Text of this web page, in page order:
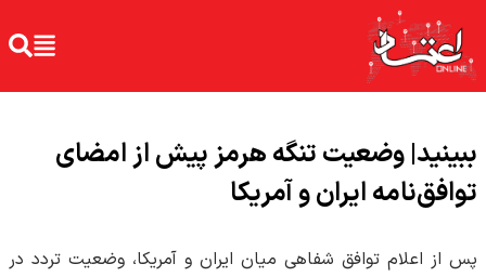
ببینید| وضعیت تنگه هرمز پیش از امضای
توافق‌نامه ایران و آمریکا
پس از اعلام توافق شفاهی میان ایران و آمریکا، وضعیت تردد در